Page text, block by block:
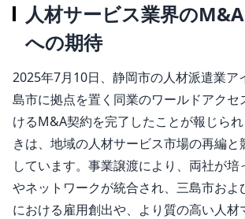
人材サービス業界の
への期待
2025年7月10日、静岡市の人材派遣業ア
島市に拠点を置く同業のワールドアクセ
けるM&A契約を完了したことが報じら
きは、地域の人材サービス市場の再編と
しています。事業譲渡により、両社が培
やネットワークが統合され、三島市およ
における雇用創出や、より質の高い人材